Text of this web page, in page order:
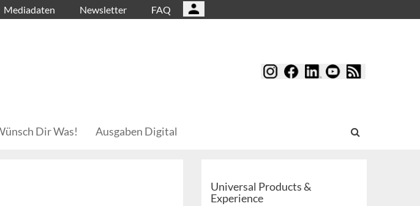
Mediadaten Newsletter FAQ
Dir Was! Ausgaben Digital
Universal Products &
Experience